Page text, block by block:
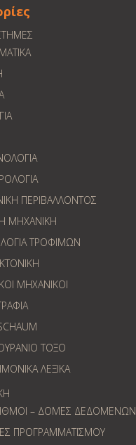
ΠΕΡΙΒΑΛΛΟΝΤΟΣ
ΜΗΧΑΝΙΚΗ
ΤΡΟΦΙΜΩΝ
ΜΗΧΑΝΙΚΟΙ
ΤΟΞΟ
ΛΕΞΙΚΑ
– ΔΟΜΕΣ ΔΕΔΟΜΕΝΩΝ
ΠΡΟΓΡΑΜΜΑΤΙΣΜΟΥ